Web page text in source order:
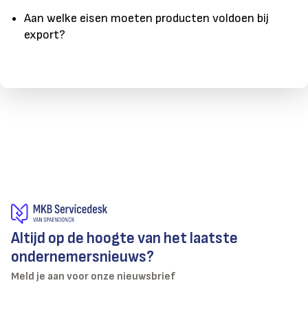
Aan welke eisen moeten producten voldoen bij
export?
Altijd op de hoogte van het laatste
ondernemersnieuws?
Meld je aan voor onze nieuwsbrief